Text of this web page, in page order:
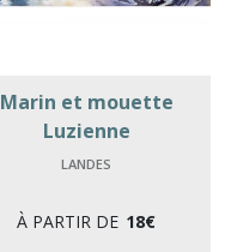
Marin et mouette
Luzienne
LANDES
À PARTIR DE 18€